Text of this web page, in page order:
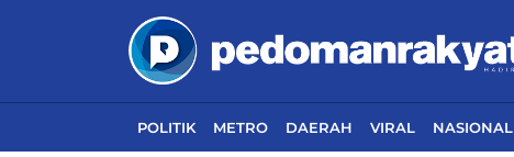
POLITIK METRO DAERAH VIRAL NASIONAL